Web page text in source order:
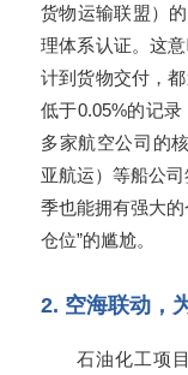
货物运输联盟）
理体系认证。这
计到货物交付，
低于0.05%的记
多家航空公司的
亚航运）等船公
季也能拥有强大
仓位”的尴尬。
2. 空海联动，
石油化工项